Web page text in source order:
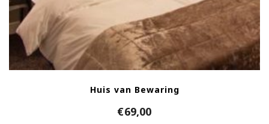
Huis van Bewaring
€69,00